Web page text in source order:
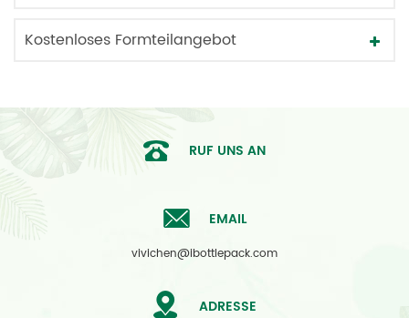
Kostenloses Formteilangebot
RUF UNS AN
EMAIL
vivichen@ibottlepack.com
ADRESSE